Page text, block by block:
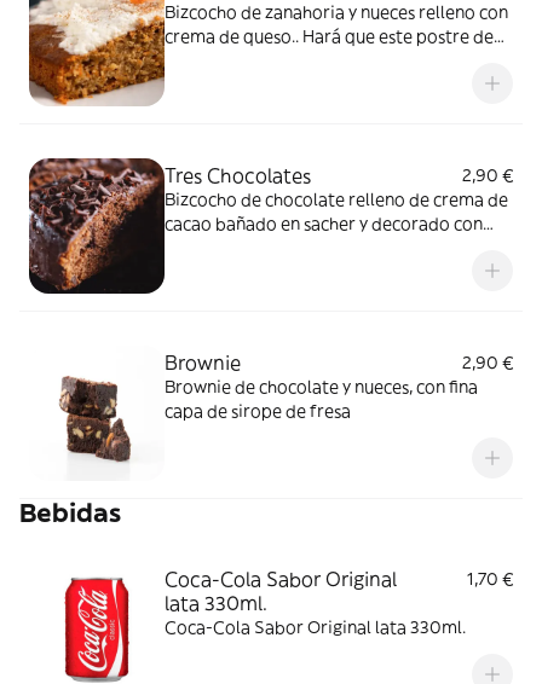
Bizcocho de zanahoria y nueces relleno con
crema de queso.. Hará que este postre de
Tres Chocolates
2,90 €
Bizcocho de chocolate relleno de crema de
cacao bañado en sacher y decorado con
Brownie
2,90 €
Brownie de chocolate y nueces, con fina
capa de sirope de fresa
Bebidas
Coca-Cola Sabor Original
lata 330ml.
1,70 €
Coca-Cola Sabor Original lata 330ml.